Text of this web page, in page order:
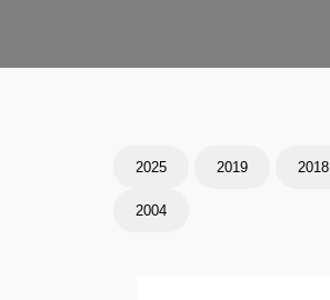
2025 2019 2018
2004